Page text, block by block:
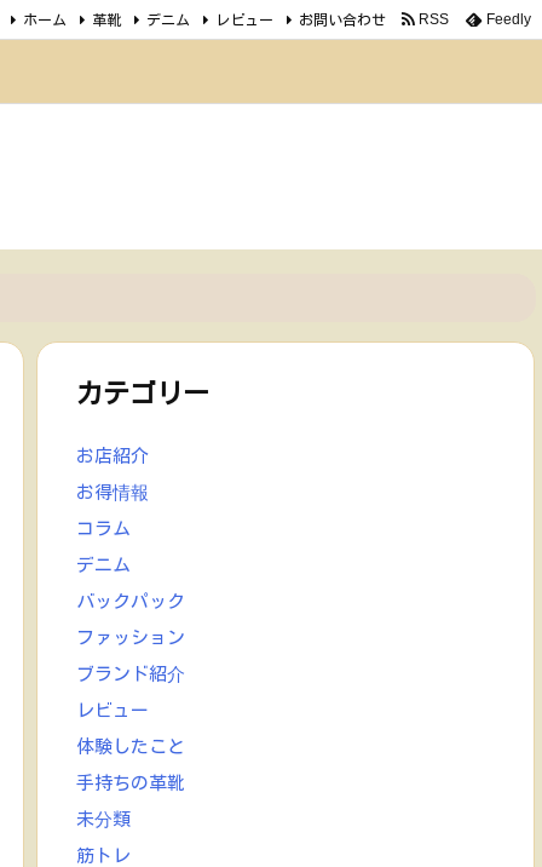
ホーム 革靴 デニム レビュー お問い合わせ RSS Feedly
カテゴリー
お店紹介
お得情報
コラム
デニム
バックパック
ファッション
ブランド紹介
レビュー
体験したこと
手持ちの革靴
未分類
筋トレ